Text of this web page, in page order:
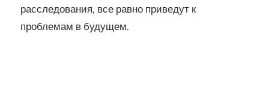
расследования, все равно приведут к
проблемам в будущем.